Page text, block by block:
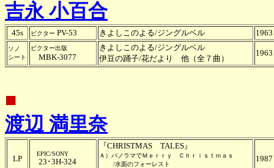
吉永 小百合
45s ビクター PV-53 きよしこのよる/ジングルベル 1963
ソノ
シート
ビクター出版
MBK-3077
きよしこのよる/ジングルベル
伊豆の踊子/花だより 他（全７曲）
1963
■
渡辺 満里奈
LP
EPIC/SONY
23･3H-324
『CHRISTMAS TALES』
Ａ）パノラマでＭｅｒｒｙ Ｃｈｒｉｓｔｍａｓ
/水面のフォーレスト
1987